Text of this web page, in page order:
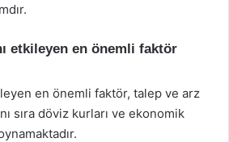
etkileyen en önemli faktör
en önemli faktör, talep ve arz
sıra döviz kurları ve ekonomik